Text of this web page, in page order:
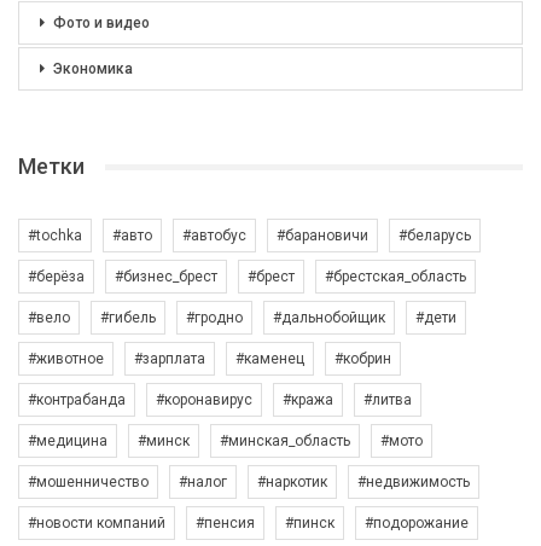
Фото и видео
Экономика
Метки
#tochka #авто #автобус #барановичи #беларусь
#берёза #бизнес_брест #брест #брестская_область
#вело #гибель #гродно #дальнобойщик #дети
#животное #зарплата #каменец #кобрин
#контрабанда #коронавирус #кража #литва
#медицина #минск #минская_область #мото
#мошенничество #налог #наркотик #недвижимость
#новости компаний #пенсия #пинск #подорожание